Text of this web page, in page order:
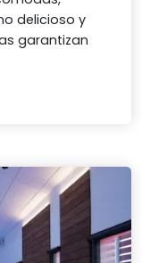
delicioso y
garantizan